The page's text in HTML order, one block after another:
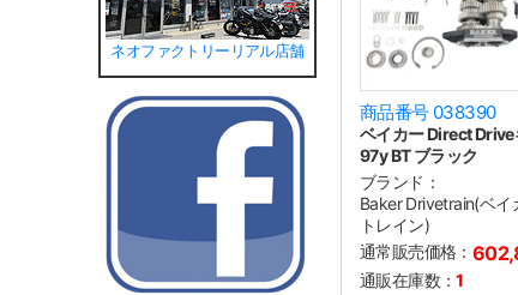
ネオファクトリーリアル店舗
商品番号 038390
ベイカー Direct
97y BT ブラック
ブランド：
Baker Drivetrain(ベイ
トレイン)
通常販売価格：
通販在庫数：1